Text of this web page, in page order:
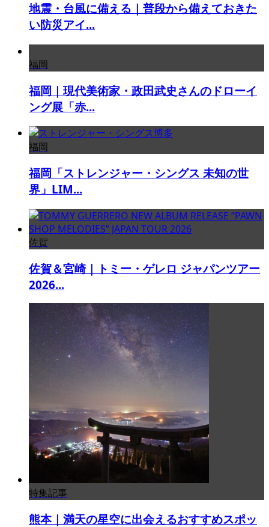
地震・台風に備える｜普段から備えておきた
い防災アイ...
福岡
福岡｜現代美術家・政田武史さんのドローイ
ング展「赤...
福岡
福岡「ストレンジャー・シングス 未知の世
界」LIM...
佐賀
佐賀＆宮崎｜トミー・ゲレロ ジャパンツアー
2026...
特集記事
熊本｜満天の星空に出会えるおすすめスポッ